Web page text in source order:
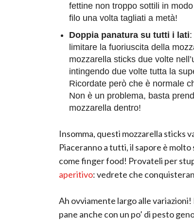
fettine non troppo sottili in
filo una volta tagliati a metà!
Doppia panatura su tutti i lati
limitare la fuoriuscita della
mozzarella sticks due volte
intingendo due volte tutta la
Ricordate però che è normale
Non è un problema, basta
mozzarella dentro!
Insomma, questi mozzarella sticks
Piaceranno a tutti, il sapore è molto
come finger food! Provateli per
aperitivo: vedrete che
Ah ovviamente largo alle
pane anche con un po’ di pesto